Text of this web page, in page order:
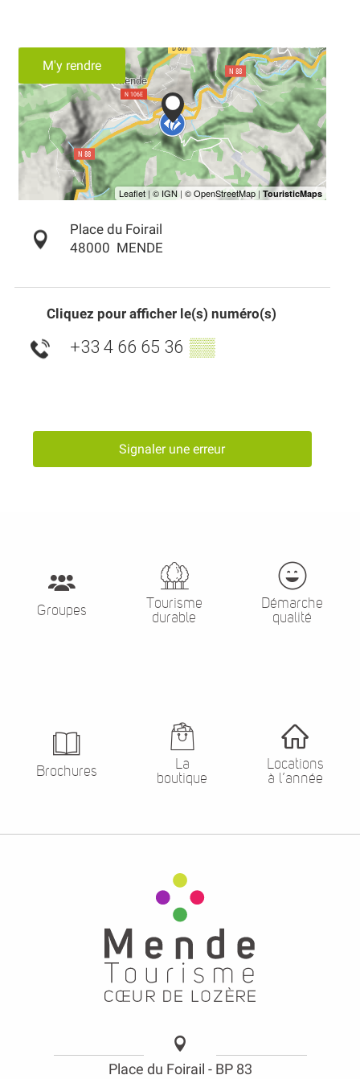
M'y rendre
Place du Foirail
48000 MENDE
Cliquez pour afficher le(s) numéro(s)
+33 4 66 65 36 ▒▒
Signaler une erreur
Groupes
Tourisme
durable
Démarche
qualité
Brochures
La
boutique
Locations
à l’année
Place du Foirail - BP 83